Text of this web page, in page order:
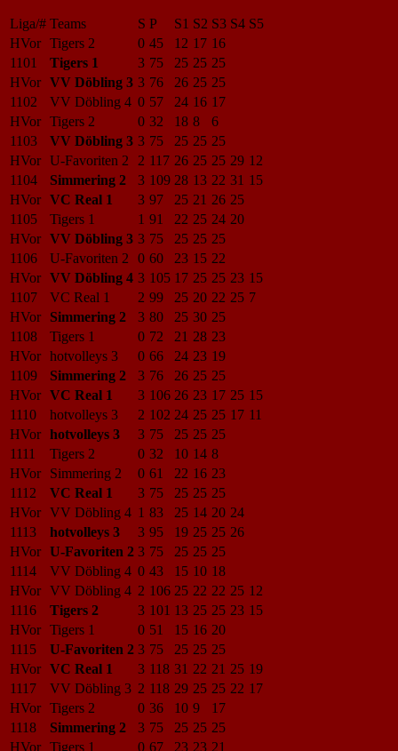
Liga/# Teams S P S1 S2 S3 S4 S5
HVor Tigers 2 0 45 12 17 16
1101
Tigers 1 3 75 25 25 25
HVor VV Döbling 3 3 76 26 25 25
1102
VV Döbling 4 0 57 24 16 17
HVor Tigers 2 0 32 18 8
6
1103
VV Döbling 3 3 75 25 25 25
HVor U-Favoriten 2 2 117 26 25 25 29 12
1104
Simmering 2 3 109 28 13 22 31 15
HVor VC Real 1 3 97 25 21 26 25
1105
Tigers 1 1 91 22 25 24 20
HVor VV Döbling 3 3 75 25 25 25
1106
U-Favoriten 2 0 60 23 15 22
HVor VV Döbling 4 3 105 17 25 25 23 15
1107
VC Real 1 2 99 25 20 22 25 7
HVor
Simmering 2 3 80 25 30 25
1108
Tigers 1 0 72 21 28 23
HVor hotvolleys 3 0 66 24 23 19
1109
Simmering 2 3 76 26 25 25
HVor VC Real 1 3 106 26 23 17 25 15
1110
hotvolleys 3 2 102 24 25 25 17 11
HVor hotvolleys 3 3 75 25 25 25
1111
Tigers 2 0 32 10 14 8
HVor
Simmering 2 0 61 22 16 23
1112
VC Real 1 3 75 25 25 25
HVor VV Döbling 4 1 83 25 14 20 24
1113
hotvolleys 3 3 95 19 25 25 26
HVor U-Favoriten 2 3 75 25 25 25
1114
VV Döbling 4 0 43 15 10 18
HVor VV Döbling 4 2 106 25 22 22 25 12
1116
Tigers 2 3 101 13 25 25 23 15
HVor Tigers 1 0 51 15 16 20
1115
U-Favoriten 2 3 75 25 25 25
HVor VC Real 1 3 118 31 22 21 25 19
1117
VV Döbling 3 2 118 29 25 25 22 17
HVor Tigers 2 0 36 10 9
17
1118
Simmering 2 3 75 25 25 25
HVor Tigers 1 0 67 23 23 21